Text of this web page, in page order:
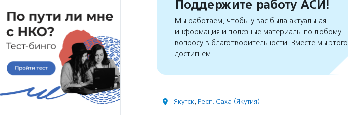
Поддержите работу АСИ!
Мы работаем, чтобы у вас была актуальная
информация и полезные материалы по любому
вопросу в благотворительности. Вместе мы этого
достигнем
Якутск, Респ. Саха (Якутия)